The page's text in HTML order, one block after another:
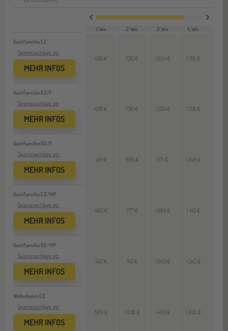
Gastfamilie EZ
Saisonzuschläge, etc
MEHR INFOS
Gastfamilie EZ/F
Saisonzuschläge, etc
MEHR INFOS
Gastfamilie DZ/F
Saisonzuschläge, etc
MEHR INFOS
Gastfamilie EZ/HP
Saisonzuschläge, etc
MEHR INFOS
Gastfamilie DZ/HP
Saisonzuschläge, etc
MEHR INFOS
Wohnheim EZ
Saisonzuschläge, etc
MEHR INFOS
1 Wo 2 Wo 3 Wo 4 Wo
436 € 730 € 1.024 € 1.318 €
436 € 730 € 1.024 € 1.318 €
418 € 695 € 971 € 1.248 €
460 € 777 € 1.095 € 1.412 €
442 € 742 € 1.042 € 1.342 €
589 € 1.036 € 1.483 € 1.930 €